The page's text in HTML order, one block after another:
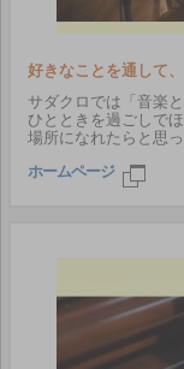
好きなことを通して
サダクロでは「音楽
ひとときを過ごしで
場所になれたらと思っ
ホームページ